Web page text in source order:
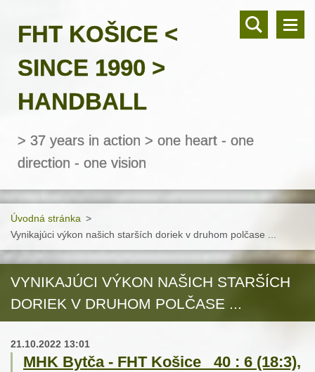
FHT KOŠICE <
SINCE 1990 >
HANDBALL
> 37 years in action > one heart - one
direction - one vision
Úvodná stránka >
Vynikajúci výkon našich starších doriek v druhom polčase ...
VYNIKAJÚCI VÝKON NAŠICH STARŠÍCH
DORIEK V DRUHOM POLČASE ...
21.10.2022 13:01
MHK Bytča - FHT Košice 40 : 6 (18:3),